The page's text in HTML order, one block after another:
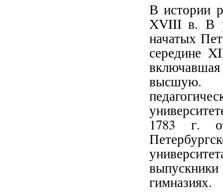
В истории
XVIII в. В
начатых
середине
высшую.
1783 г.
гимназиях.